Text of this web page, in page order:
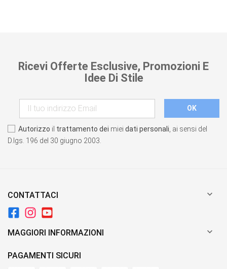
Ricevi Offerte Esclusive, Promozioni E
Idee Di Stile
Autorizzo il trattamento dei miei dati personali , ai sensi del
D.lgs. 196 del 30 giugno 2003.
CONTATTACI 
MAGGIORI INFORMAZIONI 
PAGAMENTI SICURI